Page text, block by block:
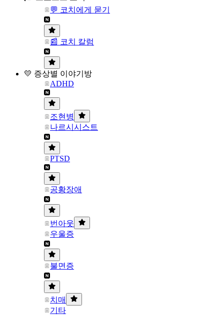
💬 코치에게 묻기
📰 코치 칼럼
💛 증상별 이야기방
ADHD
조현병
나르시시스트
PTSD
공황장애
번아웃
우울증
불면증
치매
기타